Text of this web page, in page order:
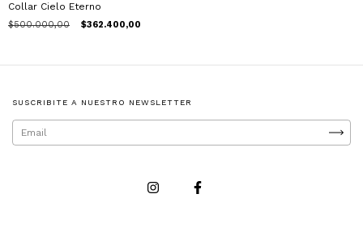
Collar Cielo Eterno
$500.000,00 $362.400,00
SUSCRIBITE A NUESTRO NEWSLETTER